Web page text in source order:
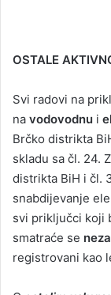
OSTALE
Svi radovi na
na vodovodnu i
Brčko distrikta
skladu sa čl. 24.
distrikta BiH i čl.
snabdijevanje
svi priključci koji
smatraće se
registrovani kao